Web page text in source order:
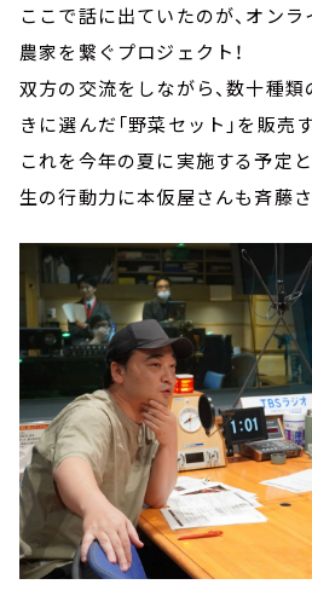
ここで話に出ていたのが、オン
農家を繋ぐプロジェクト！
双方の交流をしながら、数十種
きに選んだ「野菜セット」を販売
これを今年の夏に実施する予定
生の行動力に本仮屋さんも斉藤